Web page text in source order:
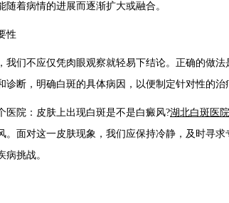
随着病情的进展而逐渐扩大或融合。
性
们不应仅凭肉眼观察就轻易下结论。正确的做法
诊断，明确白斑的具体病因，以便制定针对性的治
院：皮肤上出现白斑是不是白癜风?湖北白斑医院
。面对这一皮肤现象，我们应保持冷静，及时寻求
病挑战。